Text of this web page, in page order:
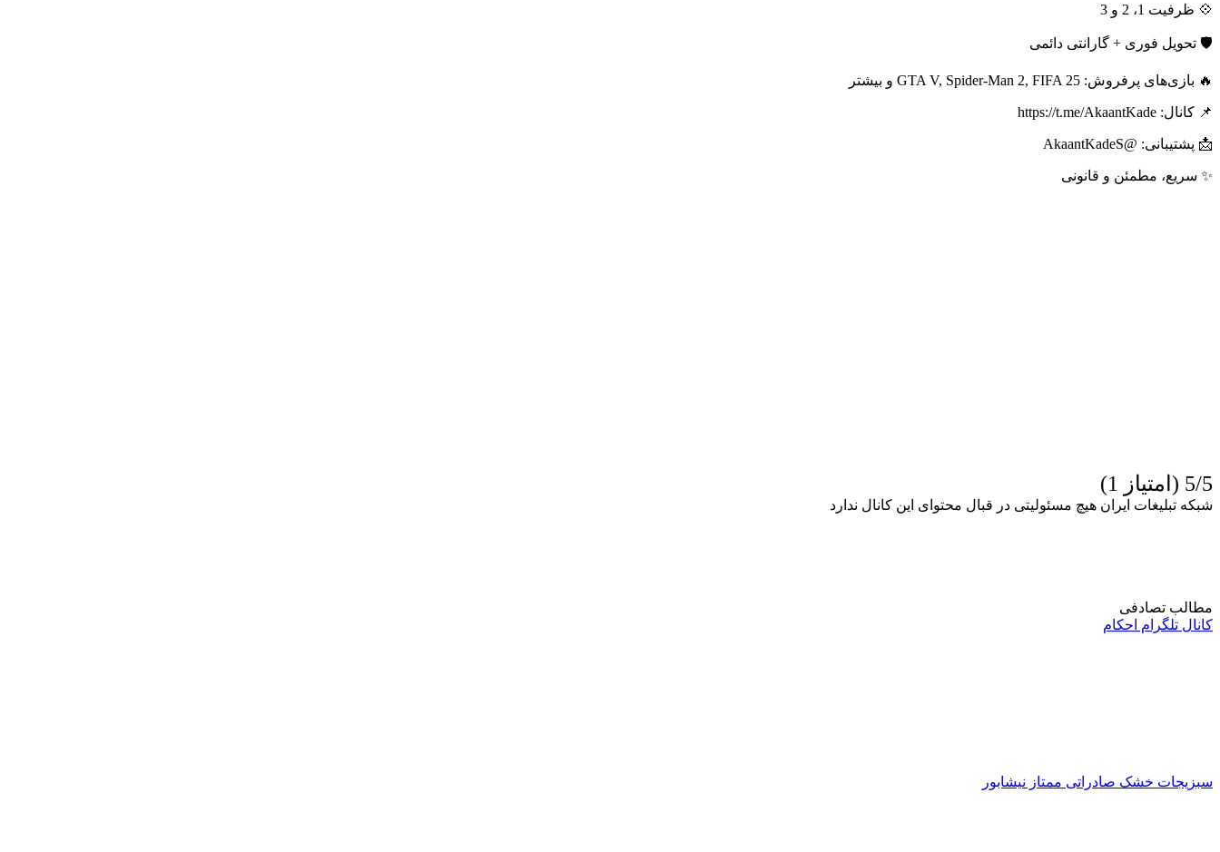
💠 ظرفیت 1، 2 و 3
🛡 تحویل فوری + گارانتی دائمی
🔥 بازی‌های پرفروش: GTA V, Spider-Man 2, FIFA 25 و بیشتر
📌 کانال: https://t.me/AkaantKade
📩 پشتیبانی: @AkaantKadeS
✨ سریع، مطمئن و قانونی
5/5 (امتیاز 1)
شبکه تبلیغات ایران هیچ مسئولیتی در قبال محتوای این کانال ندارد
مطالب تصادفی
کانال تلگرام احکام
سبزیجات خشک صادراتی ممتاز نیشابور